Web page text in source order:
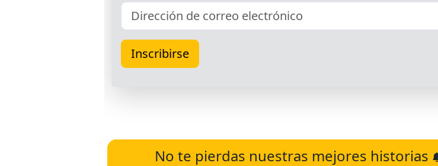
No te pierdas nuestras mejores historias